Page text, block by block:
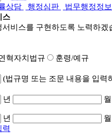
상담 행정심판 법무행정정보
스
비스를 구현하도록 노력하겠
혁자치법규
훈령/예규
(법규명 또는 조문 내용을 입력
년
월
년
월
력